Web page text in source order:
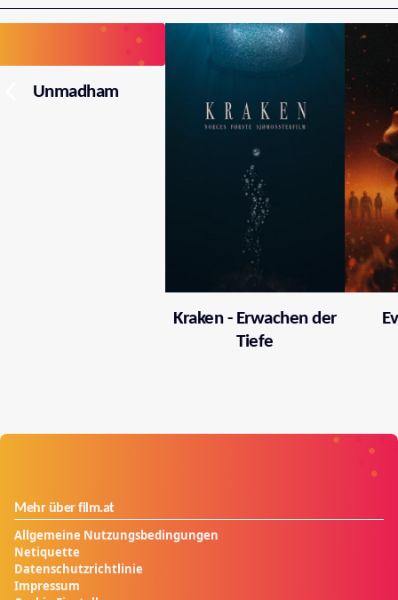
Unmadham
Kraken - Erwachen der
Tiefe
Mehr über film.at
Allgemeine Nutzungsbedingungen
Netiquette
Datenschutzrichtlinie
Impressum